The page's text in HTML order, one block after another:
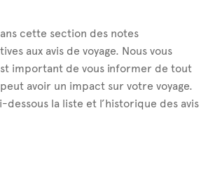
cette section des notes
aux avis de voyage. Nous vous
important de vous informer de tout
avoir un impact sur votre voyage.
dessous la liste et l’historique des avis